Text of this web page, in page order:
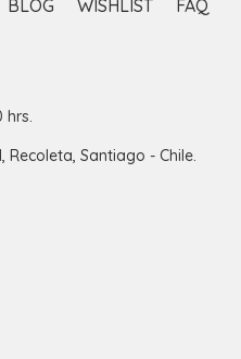
BLOG WISHLIST FAQ
hrs.
Recoleta, Santiago - Chile.